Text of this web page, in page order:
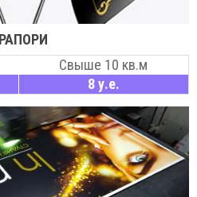
Свыше 10 кв.м
8 у.е.